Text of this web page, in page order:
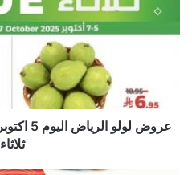
ثلاثاء